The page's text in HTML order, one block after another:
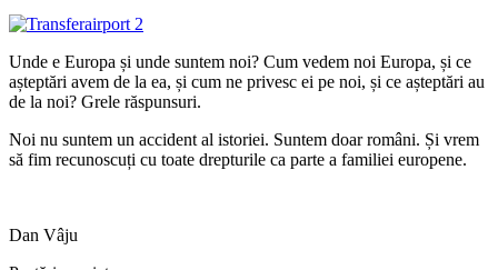
Unde e Europa și unde suntem noi? Cum vedem noi Europa, și ce
așteptări avem de la ea, și cum ne privesc ei pe noi, și ce așteptări au
de la noi? Grele răspunsuri.
Noi nu suntem un accident al istoriei. Suntem doar români. Și vrem
să fim recunoscuți cu toate drepturile ca parte a familiei europene.
Dan Vâju